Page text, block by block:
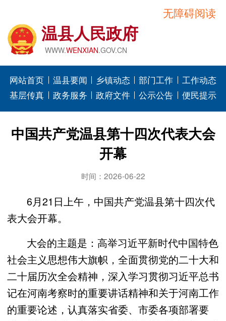
无障碍阅读
温县人民政府
WWW.WENXIAN.GOV.CN
网站首页 温县要闻 乡镇动态 部门工作
工作动态
基层传真
政务服务 政府文件 公示公告 便民提示
中国共产党温县第十四次代表大会
开幕
时间：2026-06-22
6月21日上午，中国共产党温县第十四次代
表大会开幕。
大会的主题是：高举习近平新时代中国特色
社会主义思想伟大旗帜，全面贯彻党的二十大和
二十届历次全会精神，深入学习贯彻习近平总书
记在河南考察时的重要讲话精神和关于河南工作
的重要论述，认真落实省委、市委各项部署要